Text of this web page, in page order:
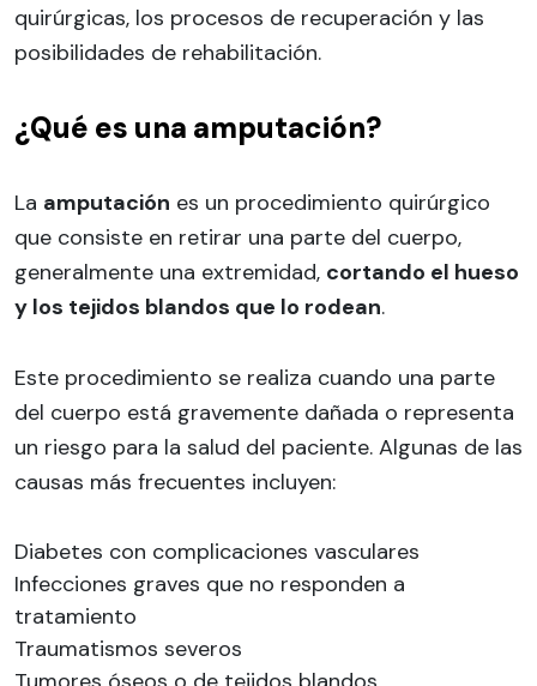
quirúrgicas, los procesos de recuperación y las
posibilidades de rehabilitación.
¿Qué es una amputación?
La amputación es un procedimiento quirúrgico
que consiste en retirar una parte del cuerpo,
generalmente una extremidad, cortando el hueso
y los tejidos blandos que lo rodean.
Este procedimiento se realiza cuando una parte
del cuerpo está gravemente dañada o representa
un riesgo para la salud del paciente. Algunas de las
causas más frecuentes incluyen:
Diabetes con complicaciones vasculares
Infecciones graves que no responden a
tratamiento
Traumatismos severos